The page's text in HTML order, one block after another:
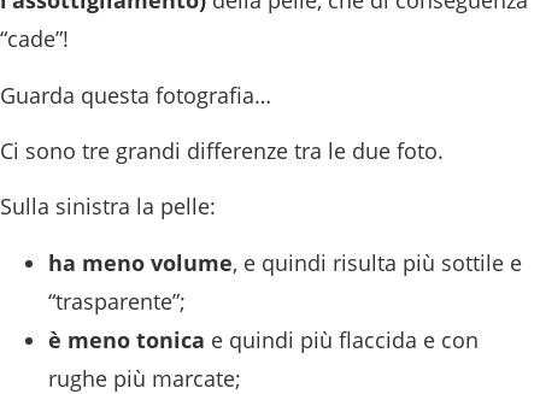
“cade”!
Guarda questa fotografia…
Ci sono tre grandi differenze tra le due foto.
Sulla sinistra la pelle:
ha meno volume, e quindi risulta più sottile e
“trasparente”;
è meno tonica e quindi più flaccida e con
rughe più marcate;